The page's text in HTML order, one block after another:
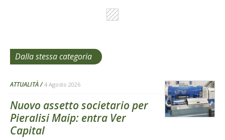
Dalla stessa categoria
ATTUALITÀ 4 Agosto 2026
Nuovo assetto societario per
Pieralisi Maip: entra Ver
Capital